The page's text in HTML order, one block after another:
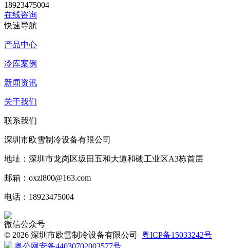
18923475004
在线咨询
快速导航
产品中心
冷库案例
新闻资讯
关于我们
联系我们
深圳市欧雪制冷设备有限公司
地址：深圳市龙岗区坂田五和大道和磡工业区A3栋首层
邮箱：oxzl800@163.com
电话：18923475004
微信公众号
© 2026 深圳市欧雪制冷设备有限公司 粤ICP备15033242号